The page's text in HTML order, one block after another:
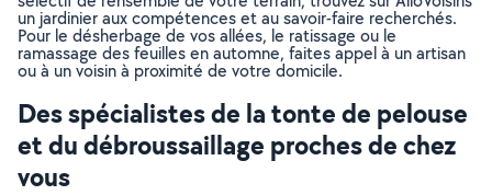
un jardinier aux compétences et au savoir-faire recherchés.
Pour le désherbage de vos allées, le ratissage ou le
ramassage des feuilles en automne, faites appel à un artisan
ou à un voisin à proximité de votre domicile.
Des spécialistes de la tonte de pelouse
et du débroussaillage proches de chez
vous